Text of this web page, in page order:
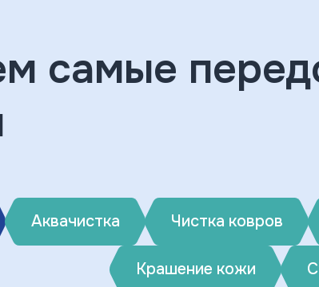
самые
Аквачистка Чистка ковров
Крашение кожи